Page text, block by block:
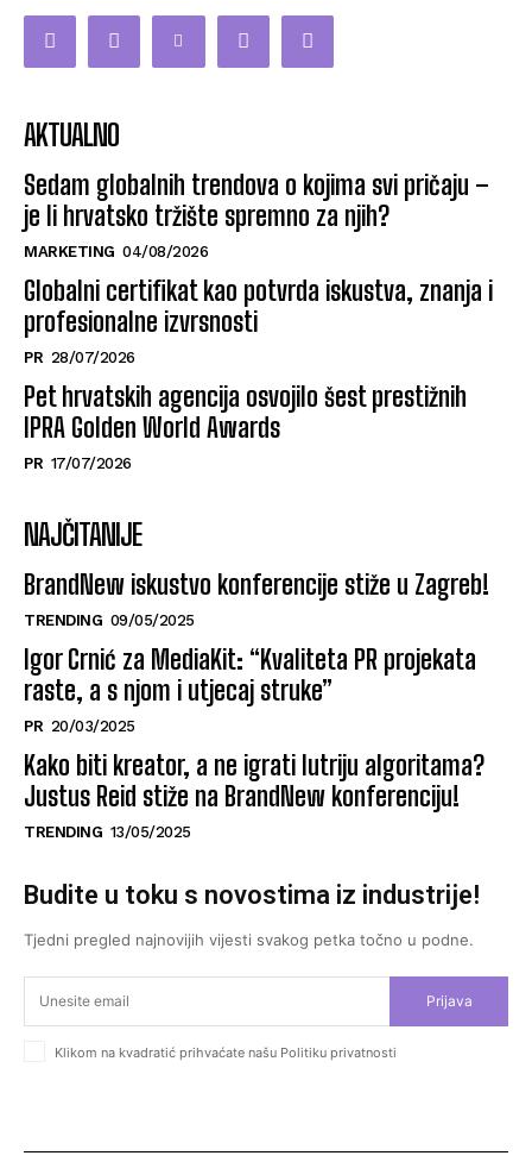
AKTUALNO
Sedam globalnih trendova o kojima svi pričaju –
je li hrvatsko tržište spremno za njih?
MARKETING 04/08/2026
Globalni certifikat kao potvrda iskustva, znanja i
profesionalne izvrsnosti
PR 28/07/2026
Pet hrvatskih agencija osvojilo šest prestižnih
IPRA Golden World Awards
PR 17/07/2026
NAJČITANIJE
BrandNew iskustvo konferencije stiže u Zagreb!
TRENDING 09/05/2025
Igor Crnić za MediaKit: “Kvaliteta PR projekata
raste, a s njom i utjecaj struke”
PR 20/03/2025
Kako biti kreator, a ne igrati lutriju algoritama?
Justus Reid stiže na BrandNew konferenciju!
TRENDING 13/05/2025
Budite u toku s novostima iz industrije!
Tjedni pregled najnovijih vijesti svakog petka točno u podne.
Prijava
Klikom na kvadratić prihvaćate našu Politiku privatnosti